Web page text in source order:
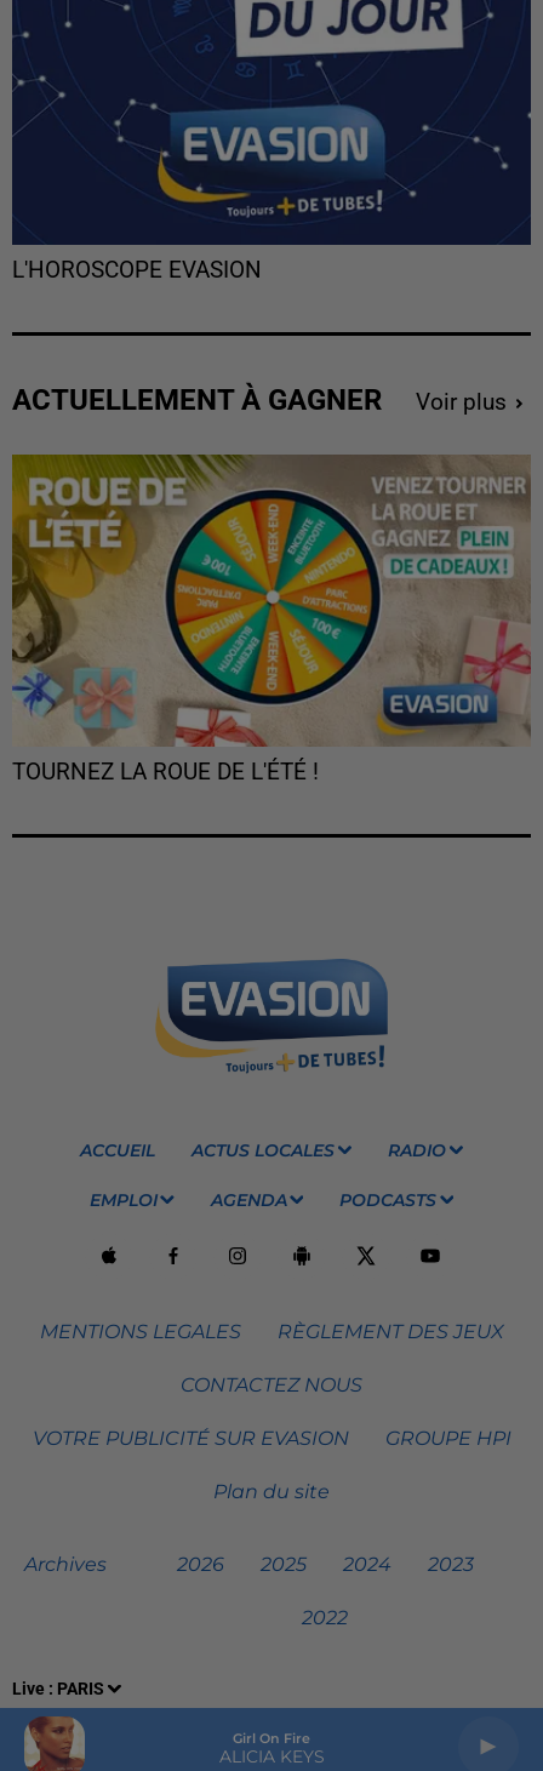
Live : PARIS
Girl On Fire
ALICIA KEYS
L'HOROSCOPE EVASION
ACTUELLEMENT À GAGNER Voir plus
TOURNEZ LA ROUE DE L'ÉTÉ !
ACCUEIL ACTUS LOCALES RADIO
EMPLOI AGENDA PODCASTS
MENTIONS LEGALES RÈGLEMENT DES JEUX
CONTACTEZ NOUS
VOTRE PUBLICITÉ SUR EVASION GROUPE HPI
Plan du site
Archives 2026 2025 2024 2023
2022